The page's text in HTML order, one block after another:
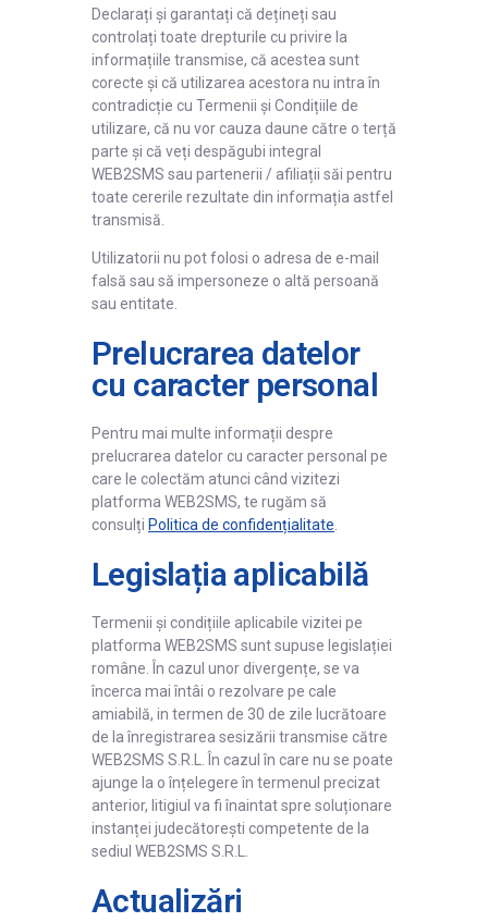
Declarați și garantați că dețineți sau
controlați toate drepturile cu privire la
informațiile transmise, că acestea sunt
corecte și că utilizarea acestora nu intra în
contradicție cu Termenii și Condițiile de
utilizare, că nu vor cauza daune către o terță
parte și că veți despăgubi integral
WEB2SMS sau partenerii / afiliații săi pentru
toate cererile rezultate din informația astfel
transmisă.
Utilizatorii nu pot folosi o adresa de e-mail
falsă sau să impersoneze o altă persoană
sau entitate.
Prelucrarea datelor
cu caracter personal
Pentru mai multe informații despre
prelucrarea datelor cu caracter personal pe
care le colectăm atunci când vizitezi
platforma WEB2SMS, te rugăm să
consulți Politica de confidențialitate
Legislația aplicabilă
Termenii și condițiile aplicabile vizitei pe
platforma WEB2SMS sunt supuse legislației
române. În cazul unor divergențe, se va
încerca mai întâi o rezolvare pe cale
amiabilă, in termen de 30 de zile lucrătoare
de la înregistrarea sesizării transmise către
WEB2SMS S.R.L. În cazul în care nu se poate
ajunge la o înțelegere în termenul precizat
anterior, litigiul va fi înaintat spre soluționare
instanței judecătorești competente de la
sediul WEB2SMS S.R.L.
Actualizări